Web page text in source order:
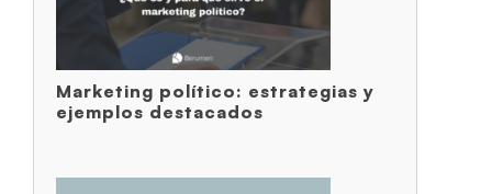
Marketing político: estrategias y
ejemplos destacados